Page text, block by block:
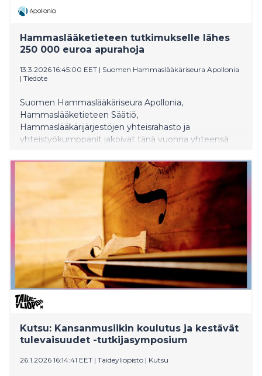
Hammaslääketieteen tutkimukselle lähes
250 000 euroa apurahoja
13.3.2026 16:45:00 EET | Suomen Hammaslääkäriseura Apollonia
| Tiedote
Suomen Hammaslääkäriseura Apollonia,
Hammaslääketieteen Säätiö,
Hammaslääkärijärjestöjen yhteisrahasto ja
yhteistyökumppanit jakoivat tänä vuonna yhteensä
hammaslääketieteen tutkijaa tai opiskelijaa.
Kutsu: Kansanmusiikin koulutus ja kestävät
tulevaisuudet -tutkijasymposium
26.1.2026 16:14:41 EET | Taideyliopisto | Kutsu